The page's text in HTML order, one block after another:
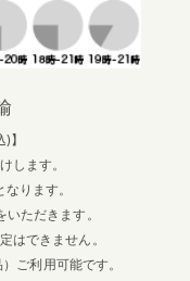
】
します。
ります。
ただきます。
はできません。
ご利用可能です。